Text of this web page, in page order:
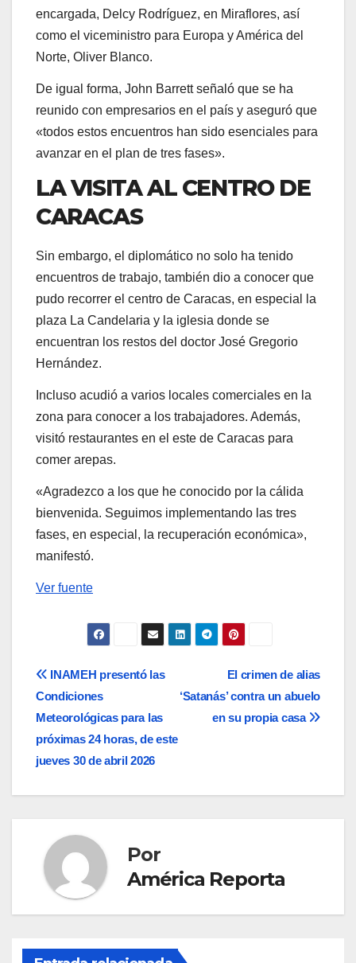
encargada, Delcy Rodríguez, en Miraflores, así
como el viceministro para Europa y América del
Norte, Oliver Blanco.
De igual forma, John Barrett señaló que se ha
reunido con empresarios en el país y aseguró que
«todos estos encuentros han sido esenciales para
avanzar en el plan de tres fases».
LA VISITA AL CENTRO DE
CARACAS
Sin embargo, el diplomático no solo ha tenido
encuentros de trabajo, también dio a conocer que
pudo recorrer el centro de Caracas, en especial la
plaza La Candelaria y la iglesia donde se
encuentran los restos del doctor José Gregorio
Hernández.
Incluso acudió a varios locales comerciales en la
zona para conocer a los trabajadores. Además,
visitó restaurantes en el este de Caracas para
comer arepas.
«Agradezco a los que he conocido por la cálida
bienvenida. Seguimos implementando las tres
fases, en especial, la recuperación económica»,
manifestó.
Ver fuente
Navegación
de
entradas
El crimen de alias
‘Satanás’ contra un abuelo
en su propia casa
INAMEH presentó las
Condiciones
Meteorológicas para las
próximas 24 horas, de este
jueves 30 de abril 2026
Por
América Reporta